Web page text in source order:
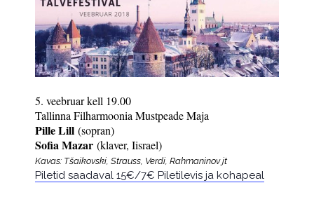
5. veebruar kell 19.00
Tallinna Filharmoonia Mustpeade Maja
Pille Lill (sopran)
Sofia Mazar (klaver, Iisrael)
Kavas: Tšaikovski, Strauss, Verdi, Rahmaninov jt
Piletid saadaval 15€/7€ Piletilevis ja kohapeal